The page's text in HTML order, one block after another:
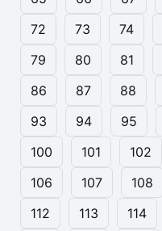
72
73 74
79
80 81
86
87 88
93
94 95
100
101 102
106
107 108
112
113 114